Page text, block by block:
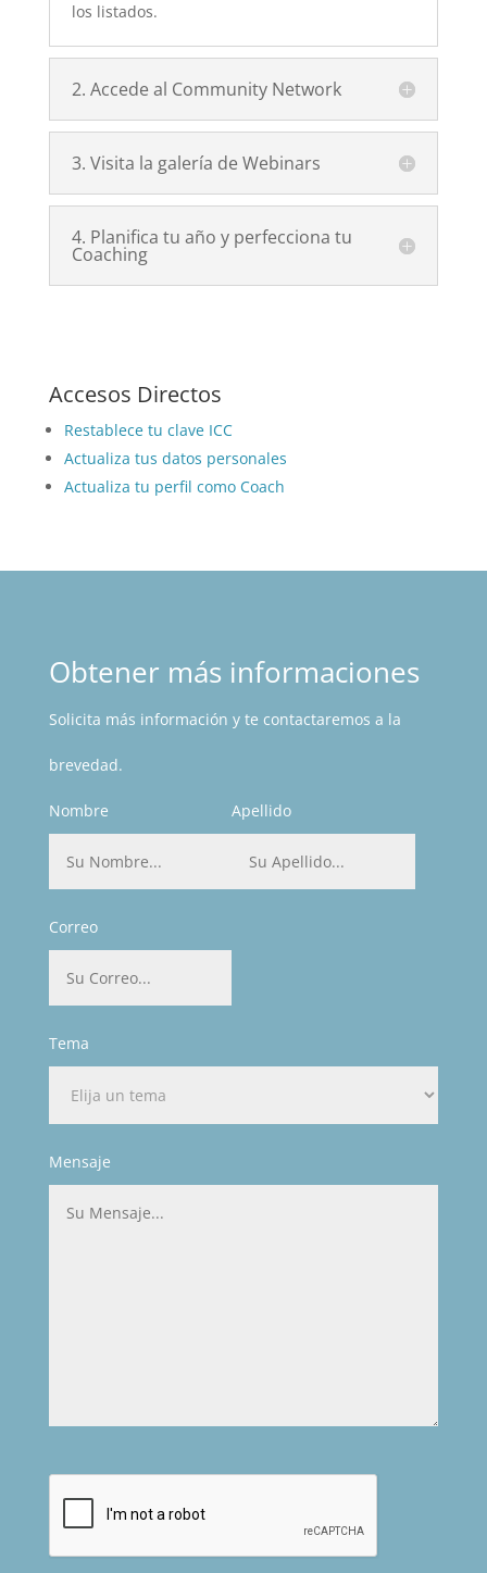
los listados.
2. Accede al Community Network
3. Visita la galería de Webinars
4. Planifica tu año y perfecciona tu
Coaching
Accesos Directos
Restablece tu clave ICC
Actualiza tus datos personales
Actualiza tu perfil como Coach
Obtener más informaciones
Solicita más información y te contactaremos a la
brevedad.
Nombre Apellido
Correo
Tema
Mensaje